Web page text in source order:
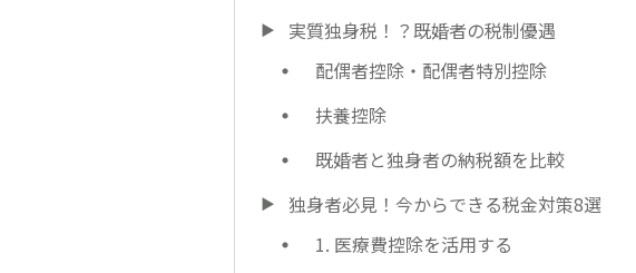
実質独身税！？既婚者の税制優遇
配偶者控除・配偶者特別控除
扶養控除
既婚者と独身者の納税額を比較
独身者必見！今からできる税金対策8選
1. 医療費控除を活用する